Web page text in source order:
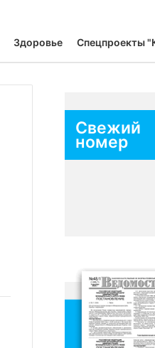
Здоровье Спецпроекты
Свежий
номер